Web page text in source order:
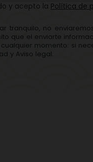
tranquilo, no
que el enviarte
momento: si
y Aviso legal.
y acepto la Política de